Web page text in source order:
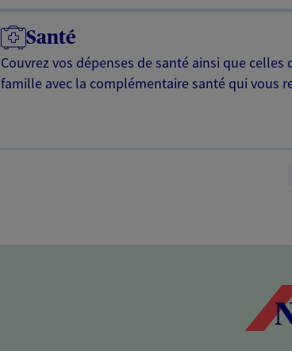
Santé
Couvrez vos dépenses de santé ainsi que celles
famille avec la complémentaire santé qui vous